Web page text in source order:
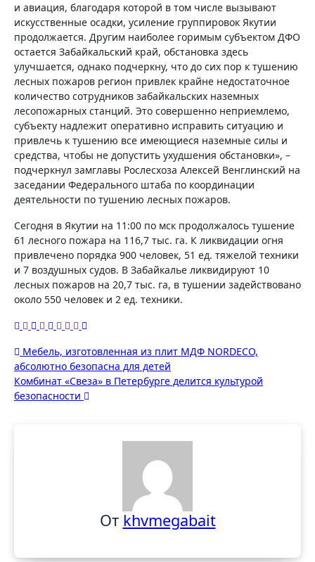
и авиация, благодаря которой в том числе вызывают
искусственные осадки, усиление группировок Якутии
продолжается. Другим наиболее горимым субъектом ДФО
остается Забайкальский край, обстановка здесь
улучшается, однако подчеркну, что до сих пор к тушению
лесных пожаров регион привлек крайне недостаточное
количество сотрудников забайкальских наземных
лесопожарных станций. Это совершенно неприемлемо,
субъекту надлежит оперативно исправить ситуацию и
привлечь к тушению все имеющиеся наземные силы и
средства, чтобы не допустить ухудшения обстановки», –
подчеркнул замглавы Рослесхоза Алексей Венглинский на
заседании Федерального штаба по координации
деятельности по тушению лесных пожаров.
Сегодня в Якутии на 11:00 по мск продолжалось тушение
61 лесного пожара на 116,7 тыс. га. К ликвидации огня
привлечено порядка 900 человек, 51 ед. тяжелой техники
и 7 воздушных судов. В Забайкалье ликвидируют 10
лесных пожаров на 20,7 тыс. га, в тушении задействовано
около 550 человек и 2 ед. техники.
Навигация
по
записям
Мебель, изготовленная из плит МДФ NORDECO,
абсолютно безопасна для детей
Комбинат «Свеза» в Петербурге делится культурой
безопасности
От khvmegabait